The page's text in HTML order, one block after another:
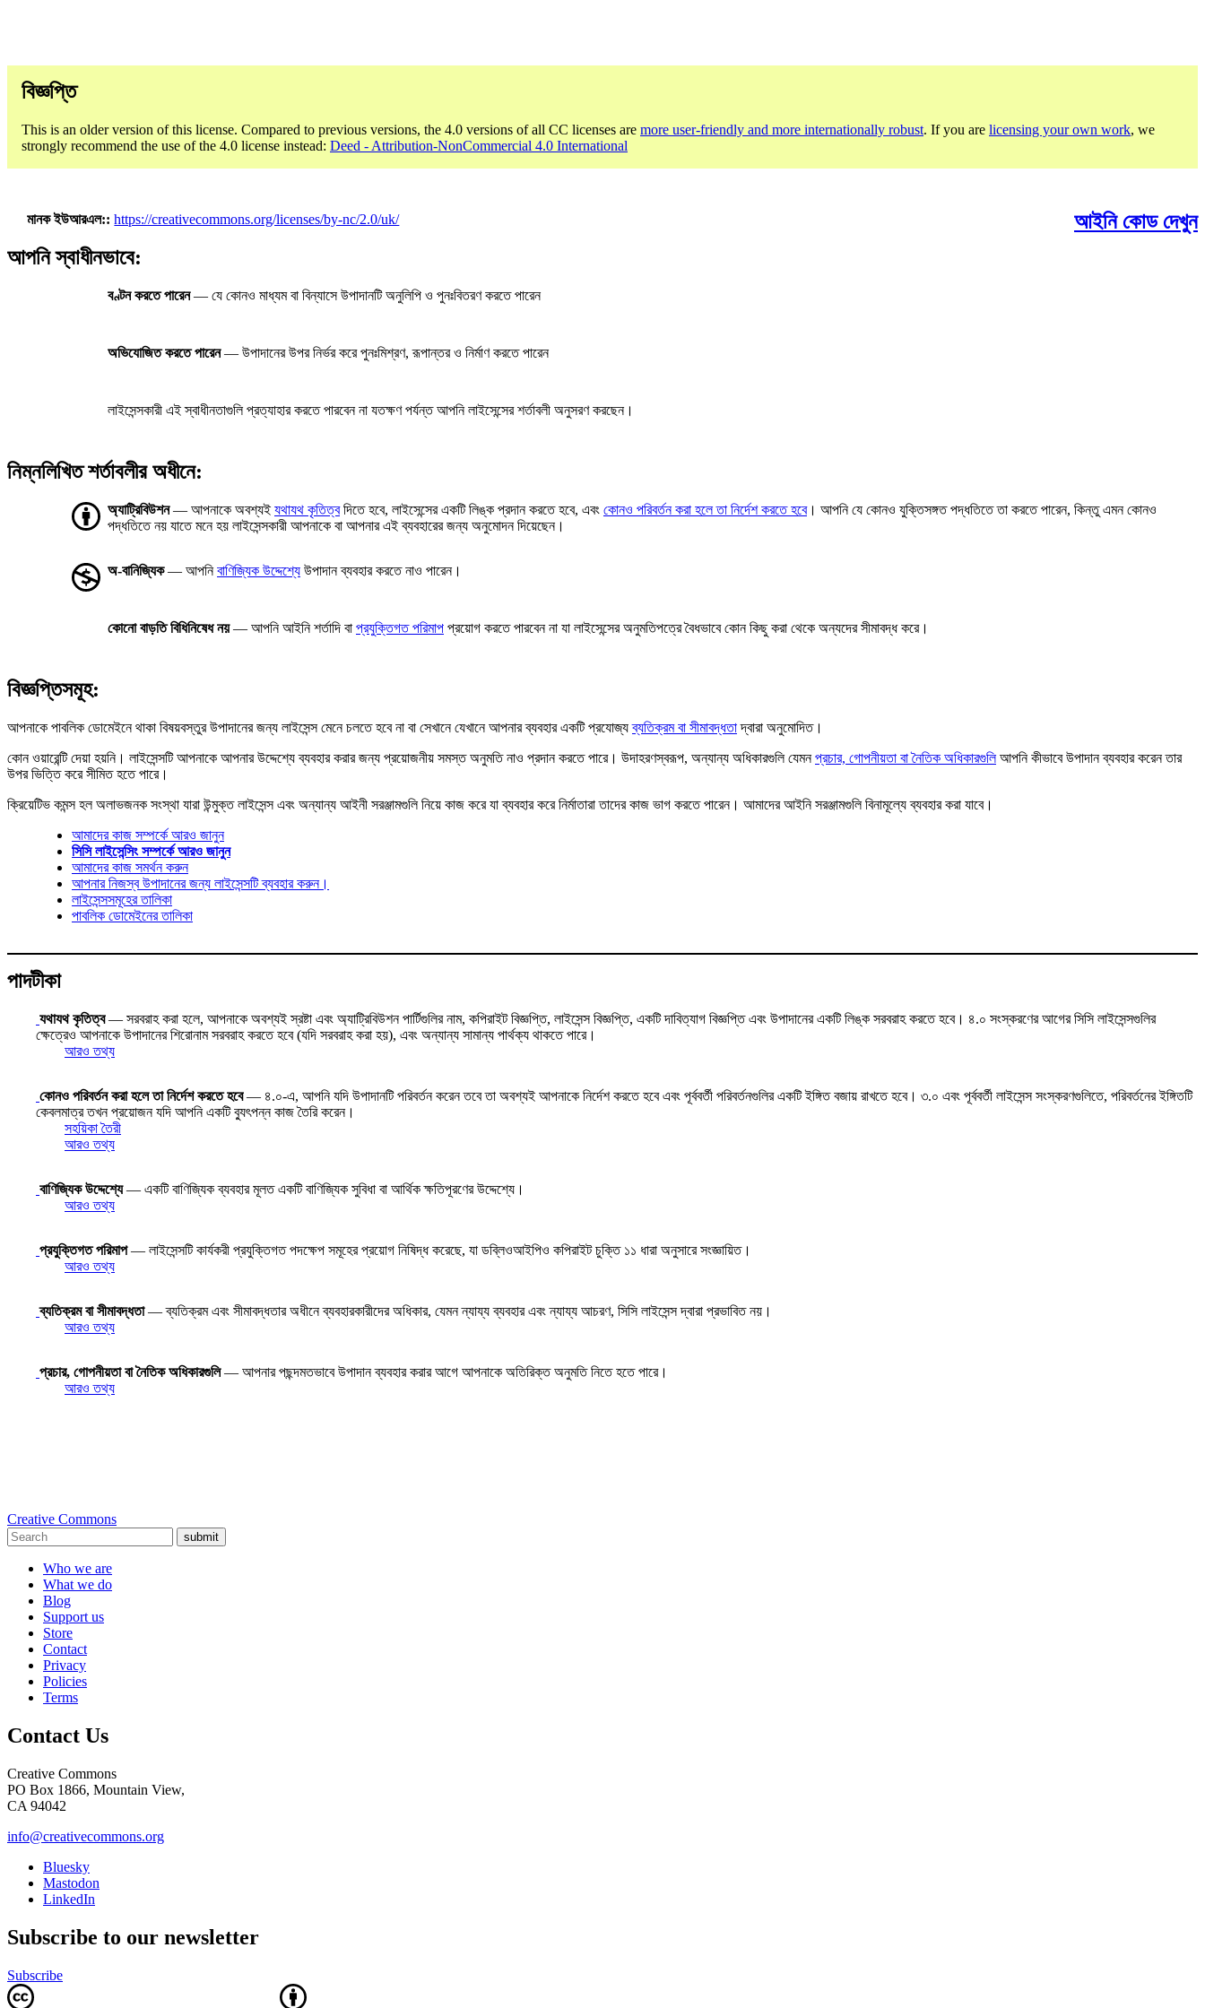
বিজ্ঞপ্তি
This is an older version of this license. Compared to previous versions, the 4.0 versions of all CC licenses are more user-friendly and more internationally robust. If you are licensing your own work, we
strongly recommend the use of the 4.0 license instead: Deed - Attribution-NonCommercial 4.0 International
মানক ইউআরএল: https://creativecommons.org/licenses/by-nc/2.0/uk/
আইনি কোড দেখুন
আপনি স্বাধীনভাবে:
বণ্টন করতে পারেন— যে কোনও মাধ্যম বা বিন্যাসে উপাদানটি অনুলিপি ও পুনঃবিতরণ করতে পারেন
অভিযোজিত করতে পারেন— উপাদানের উপর নির্ভর করে পুনঃমিশ্রণ, রূপান্তর ও নির্মাণ করতে পারেন
লাইসেন্সকারী এই স্বাধীনতাগুলি প্রত্যাহার করতে পারবেন না যতক্ষণ পর্যন্ত আপনি লাইসেন্সের শর্তাবলী অনুসরণ করছেন।
নিম্নলিখিত শর্তাবলীর অধীনে:
অ্যাট্রিবিউশন— আপনাকে অবশ্যই যথাযথ কৃতিত্বদিতে হবে, লাইসেন্সের একটি লিঙ্ক প্রদান করতে হবে, এবং কোনও পরিবর্তন করা হলে তা নির্দেশ করতে হবে। আপনি যে কোনও যুক্তিসঙ্গত পদ্ধতিতে তা করতে পারেন, কিন্তু এমন কোনও
পদ্ধতিতে নয় যাতে মনে হয় লাইসেন্সকারী আপনাকে বা আপনার এই ব্যবহারের জন্য অনুমোদন দিয়েছেন।
অ-বানিজ্যিক— আপনিবাণিজ্যিক উদ্দেশ্যে উপাদান ব্যবহার করতে নাও পারেন।
কোনো বাড়তি বিধিনিষেধ নয়— আপনি আইনি শর্তাদি বা প্রযুক্তিগত পরিমাপ প্রয়োগ করতে পারবেন না যা লাইসেন্সের অনুমতিপত্রে বৈধভাবে কোন কিছু করা থেকে অন্যদের সীমাবদ্ধ করে।
বিজ্ঞপ্তিসমূহ:
আপনাকে পাবলিক ডোমেইনে থাকা বিষয়বস্তুর উপাদানের জন্য লাইসেন্স মেনে চলতে হবে না বা সেখানে যেখানে আপনার ব্যবহার একটি প্রযোজ্যব্যতিক্রম বা সীমাবদ্ধতাদ্বারা অনুমোদিত।
কোন ওয়ারেন্টি দেয়া হয়নি। লাইসেন্সটি আপনাকে আপনার উদ্দেশ্যে ব্যবহার করার জন্য প্রয়োজনীয় সমস্ত অনুমতি নাও প্রদান করতে পারে। উদাহরণস্বরূপ, অন্যান্য অধিকারগুলি যেমনপ্রচার, গোপনীয়তা বা নৈতিক অধিকারগুলিআপনি কীভাবে উপাদান ব্যবহার করেন তার
উপর ভিত্তি করে সীমিত হতে পারে।
ক্রিয়েটিভ কমন্স হল অলাভজনক সংস্থা যারা উন্মুক্ত লাইসেন্স এবং অন্যান্য আইনী সরঞ্জামগুলি নিয়ে কাজ করে যা ব্যবহার করে নির্মাতারা তাদের কাজ ভাগ করতে পারেন। আমাদের আইনি সরঞ্জামগুলি বিনামূল্যে ব্যবহার করা যাবে।
আমাদের কাজ সম্পর্কে আরও জানুন
সিসি লাইসেন্সিং সম্পর্কে আরও জানুন
আমাদের কাজ সমর্থন করুন
আপনার নিজস্ব উপাদানের জন্য লাইসেন্সটি ব্যবহার করুন।
লাইসেন্সসমূহের তালিকা
পাবলিক ডোমেইনের তালিকা
পাদটীকা
যথাযথ কৃতিত্ব— সরবরাহ করা হলে, আপনাকে অবশ্যই স্রষ্টা এবং অ্যাট্রিবিউশন পার্টিগুলির নাম, কপিরাইট বিজ্ঞপ্তি, লাইসেন্স বিজ্ঞপ্তি, একটি দাবিত্যাগ বিজ্ঞপ্তি এবং উপাদানের একটি লিঙ্ক সরবরাহ করতে হবে। ৪.০ সংস্করণের আগের সিসি লাইসেন্সগুলির
ক্ষেত্রেও আপনাকে উপাদানের শিরোনাম সরবরাহ করতে হবে (যদি সরবরাহ করা হয়), এবং অন্যান্য সামান্য পার্থক্য থাকতে পারে।
আরও তথ্য
কোনও পরিবর্তন করা হলে তা নির্দেশ করতে হবে— ৪.০-এ, আপনি যদি উপাদানটি পরিবর্তন করেন তবে তা অবশ্যই আপনাকে নির্দেশ করতে হবে এবং পূর্ববর্তী পরিবর্তনগুলির একটি ইঙ্গিত বজায় রাখতে হবে। ৩.০ এবং পূর্ববর্তী লাইসেন্স সংস্করণগুলিতে, পরিবর্তনের ইঙ্গিতটি
কেবলমাত্র তখন প্রয়োজন যদি আপনি একটি ব্যুৎপন্ন কাজ তৈরি করেন।
সহয়িকা তৈরী
আরও তথ্য
বাণিজ্যিক উদ্দেশ্যে— একটি বাণিজ্যিক ব্যবহার মূলত একটি বাণিজ্যিক সুবিধা বা আর্থিক ক্ষতিপূরণের উদ্দেশ্যে।
আরও তথ্য
প্রযুক্তিগত পরিমাপ— লাইসেন্সটি কার্যকরী প্রযুক্তিগত পদক্ষেপ সমূহের প্রয়োগ নিষিদ্ধ করেছে, যা ডব্লিওআইপিও কপিরাইট চুক্তি ১১ ধারা অনুসারে সংজ্ঞায়িত।
আরও তথ্য
ব্যতিক্রম বা সীমাবদ্ধতা— ব্যতিক্রম এবং সীমাবদ্ধতার অধীনে ব্যবহারকারীদের অধিকার, যেমন ন্যায্য ব্যবহার এবং ন্যায্য আচরণ, সিসি লাইসেন্স দ্বারা প্রভাবিত নয়।
আরও তথ্য
প্রচার, গোপনীয়তা বা নৈতিক অধিকারগুলি— আপনার পছন্দমতভাবে উপাদান ব্যবহার করার আগে আপনাকে অতিরিক্ত অনুমতি নিতে হতে পারে।
আরও তথ্য
Creative Commons
submit
Who we are
What we do
Blog
Support us
Store
Contact
Privacy
Policies
Terms
Contact Us
Creative Commons
PO Box 1866, Mountain View,
CA 94042
info@creativecommons.org
Bluesky
Mastodon
LinkedIn
Subscribe to our newsletter
Subscribe